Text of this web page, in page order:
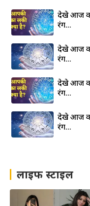
देखे आज
रंग…
देखे आज
रंग…
देखे आज
रंग…
देखे आज
रंग…
लाइफ स्टाइल